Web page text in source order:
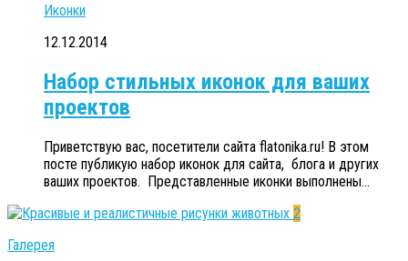
Иконки
12.12.2014
Набор стильных иконок для ваших
проектов
Приветствую вас, посетители сайта flatonika.ru! В этом
посте публикую набор иконок для сайта, блога и других
ваших проектов. Представленные иконки выполнены...
2
Галерея